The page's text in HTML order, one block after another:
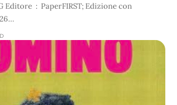
…